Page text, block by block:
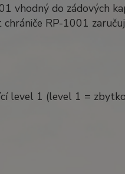
vhodný do zádových
RP-1001
1 (level 1 =